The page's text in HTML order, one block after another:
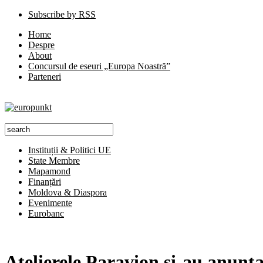
Subscribe by RSS
Home
Despre
About
Concursul de eseuri „Europa Noastră”
Parteneri
Instituții & Politici UE
State Membre
Mapamond
Finanțări
Moldova & Diaspora
Evenimente
Eurobanc